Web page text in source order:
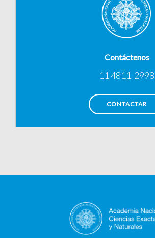
Contáctenos
11 4811-2998
CONTACTAR